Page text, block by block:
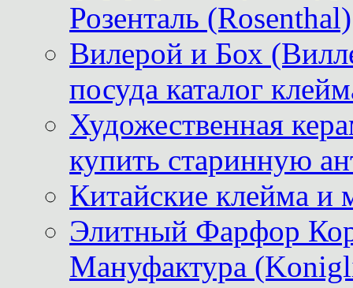
Розенталь (Rosenthal)
Вилерой и Бох
посуда каталог
Художественная
купить старинную
Китайские клейма и
Элитный Фарфор
Мануфактура